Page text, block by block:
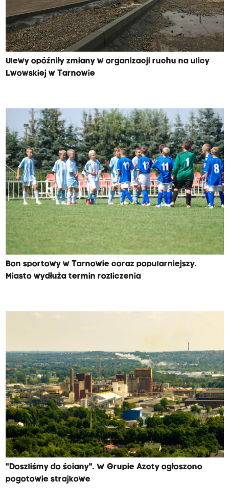
Ulewy opóźniły zmiany w organizacji ruchu na ulicy
Lwowskiej w Tarnowie
Bon sportowy w Tarnowie coraz popularniejszy.
Miasto wydłuża termin rozliczenia
"Doszliśmy do ściany". W Grupie Azoty ogłoszono
pogotowie strajkowe